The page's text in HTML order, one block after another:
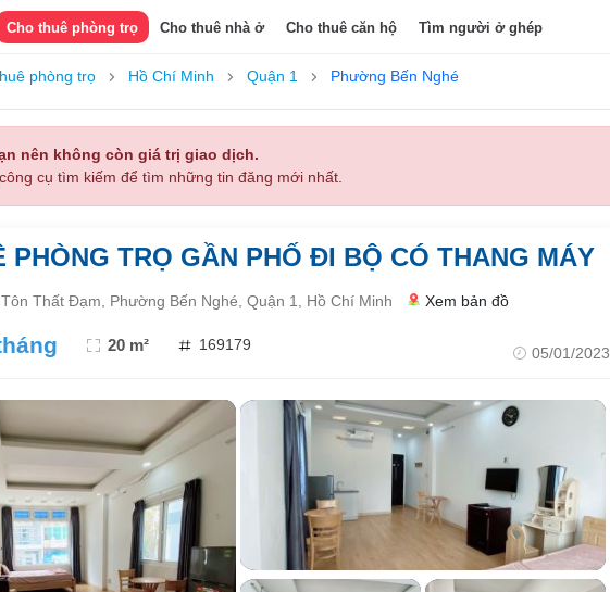
Cho thuê phòng trọ Cho thuê nhà ở Cho thuê căn hộ Tìm người ở ghép
phòng trọ Hồ Chí Minh Quận 1 Phường Bến Nghé
nên không còn giá trị giao dịch.
cụ tìm kiếm để tìm những tin đăng mới nhất.
PHÒNG TRỌ GẦN PHỐ ĐI BỘ CÓ THANG MÁY
Thất Đạm, Phường Bến Nghé, Quận 1, Hồ Chí Minh Xem bản đồ
20 m² 169179 05/01/2023